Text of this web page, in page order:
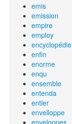
emis
emission
empire
employ
encyclopédie
enfin
enorme
enqu
ensemble
entenda
entier
envelloppe
enveloppes